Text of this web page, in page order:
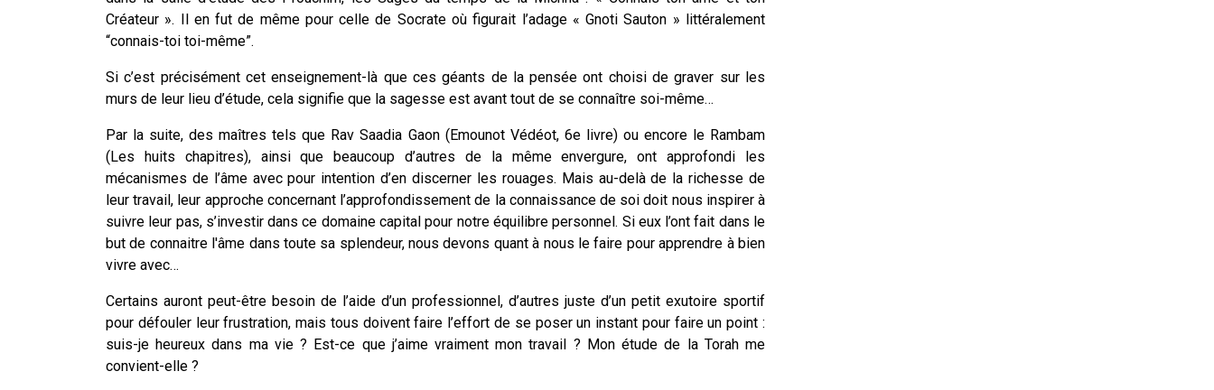
Créateur ». Il en fut de même pour celle de Socrate où figurait l’adage « Gnoti Sauton » littéralement
“connais-toi toi-même”.
Si c’est précisément cet enseignement-là que ces géants de la pensée ont choisi de graver sur les
murs de leur lieu d’étude, cela signifie que la sagesse est avant tout de se connaître soi-même…
Par la suite, des maîtres tels que Rav Saadia Gaon (Emounot Védéot, 6elivre) ou encore le Rambam
(Les huits chapitres), ainsi que beaucoup d’autres de la même envergure, ont approfondi les
mécanismes de l’âme avec pour intention d’en discerner les rouages. Mais au-delà de la richesse de
leur travail, leur approche concernant l’approfondissement de la connaissance de soi doit nous inspirer à
suivre leur pas, s’investir dans ce domaine capital pour notre équilibre personnel. Si eux l’ont fait dans le
but de connaitre l'âme dans toute sa splendeur, nous devons quant à nous le faire pour apprendre à bien
vivre avec…
Certains auront peut-être besoin de l’aide d’un professionnel, d’autres juste d’un petit exutoire sportif
pour défouler leur frustration, mais tous doivent faire l’effort de se poser un instant pour faire un point :
suis-je heureux dans ma vie ? Est-ce que j’aime vraiment mon travail ? Mon étude de la Torah me
convient-elle ?